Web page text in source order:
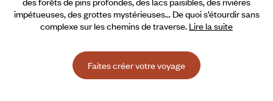
impétueuses, des grottes mystérieuses... De quoi s’étourdir sans
complexe sur les chemins de traverse. Lire la suite
Faites créer votre voyage